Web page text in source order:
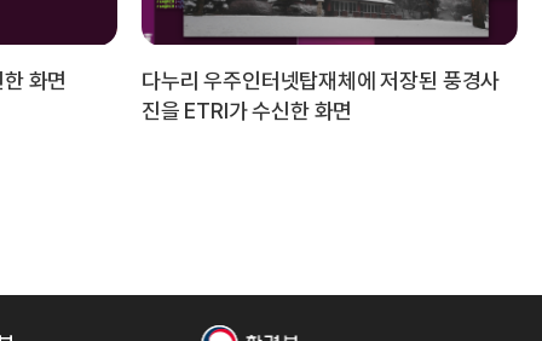
화면
다누리 우주인터넷탑재체에 저장된 풍경사
진을 ETRI가 수신한 화면